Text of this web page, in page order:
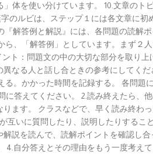
」体を使い分けています。 10.文章の
字のルビは、ステップ１には各文章に
『解答例と解説』には、各問題の読解
ら、「解答例」としています。まず２
ント：問題文の中の大切な部分を取り
異なる人と話し合ときの参考にしてく
る。かかった時間を記録する。 各問題
に答えてください。 2.読み終えたら、
ります。 クラスなどで、早く読み終わ
互いに質問したり、説明したりするこ
解説を読んで、読解ポイントを確認し
4.自分答えとその理由をもう一度考え